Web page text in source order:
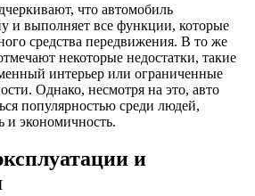
что автомобиль
и выполняет все функции, которые
средства передвижения. В то же
некоторые недостатки, такие
интерьер или ограниченные
Однако, несмотря на это, авто
популярностью среди людей,
и экономичность.
и